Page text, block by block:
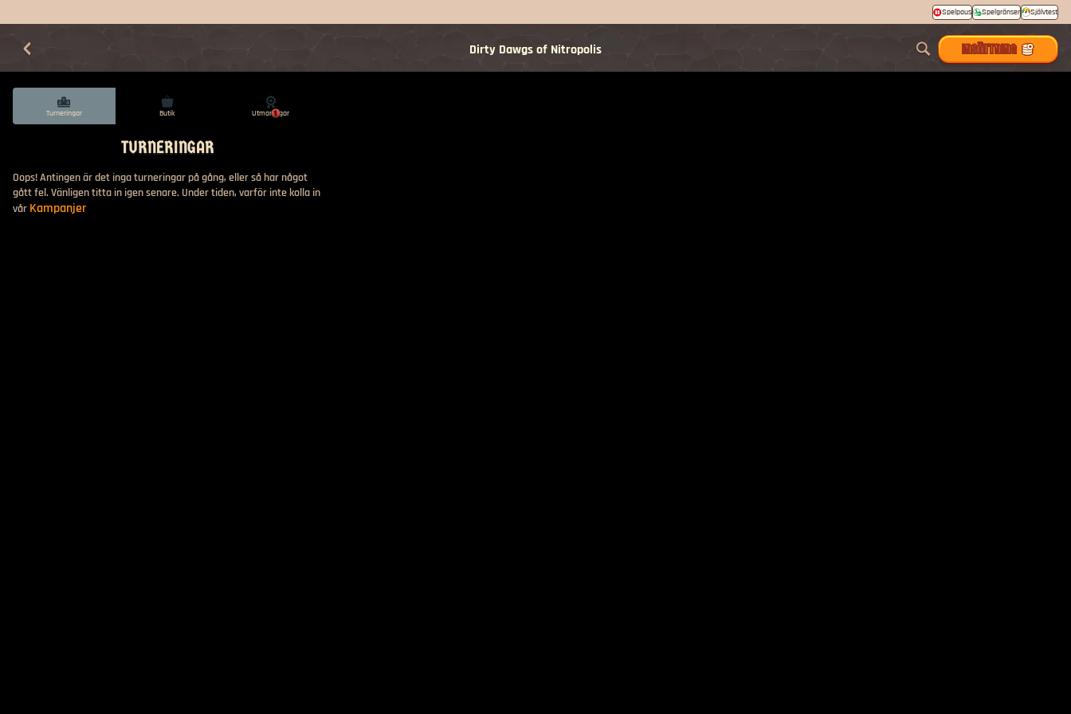
Spelpaus Spelgränser Självtest
Dirty Dawgs of Nitropolis INSÄTTNING
Turneringar Butik 1
Utmaningar
TURNERINGAR
Oops! Antingen är det inga turneringar på gång, eller så har något
gått fel. Vänligen titta in igen senare. Under tiden, varför inte kolla in
vår Kampanjer